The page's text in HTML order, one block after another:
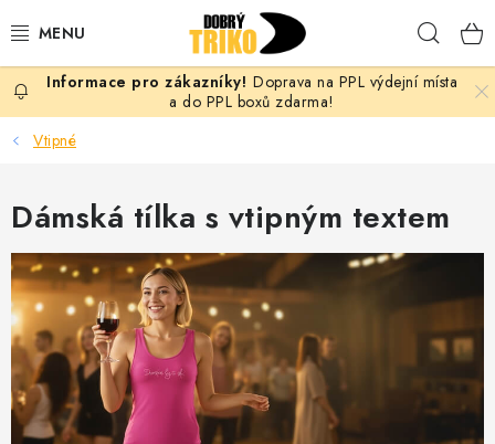
na
PRO ŽENY
PRO MUŽE
PRO DĚTI
DOPLŇKY
PRO PÁRY
VLASTNÍ MOTIV
TRIČKA
Doprava na PPL výdejní místa
a do PPL boxů zdarma!
Vtipné
Dámská tílka s vtipným textem